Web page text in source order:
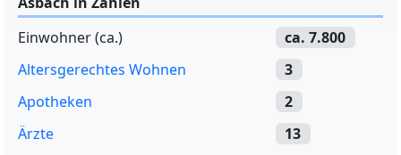
Einwohner (ca.)
ca. 7.800
Altersgerechtes Wohnen
3
Apotheken
2
Ärzte
13